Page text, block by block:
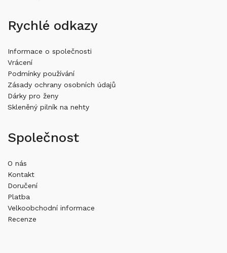
Rychlé odkazy
Informace o společnosti
Vrácení
Podmínky používání
Zásady ochrany osobních údajů
Dárky pro ženy
Skleněný pilník na nehty
Společnost
O nás
Kontakt
Doručení
Platba
Velkoobchodní informace
Recenze